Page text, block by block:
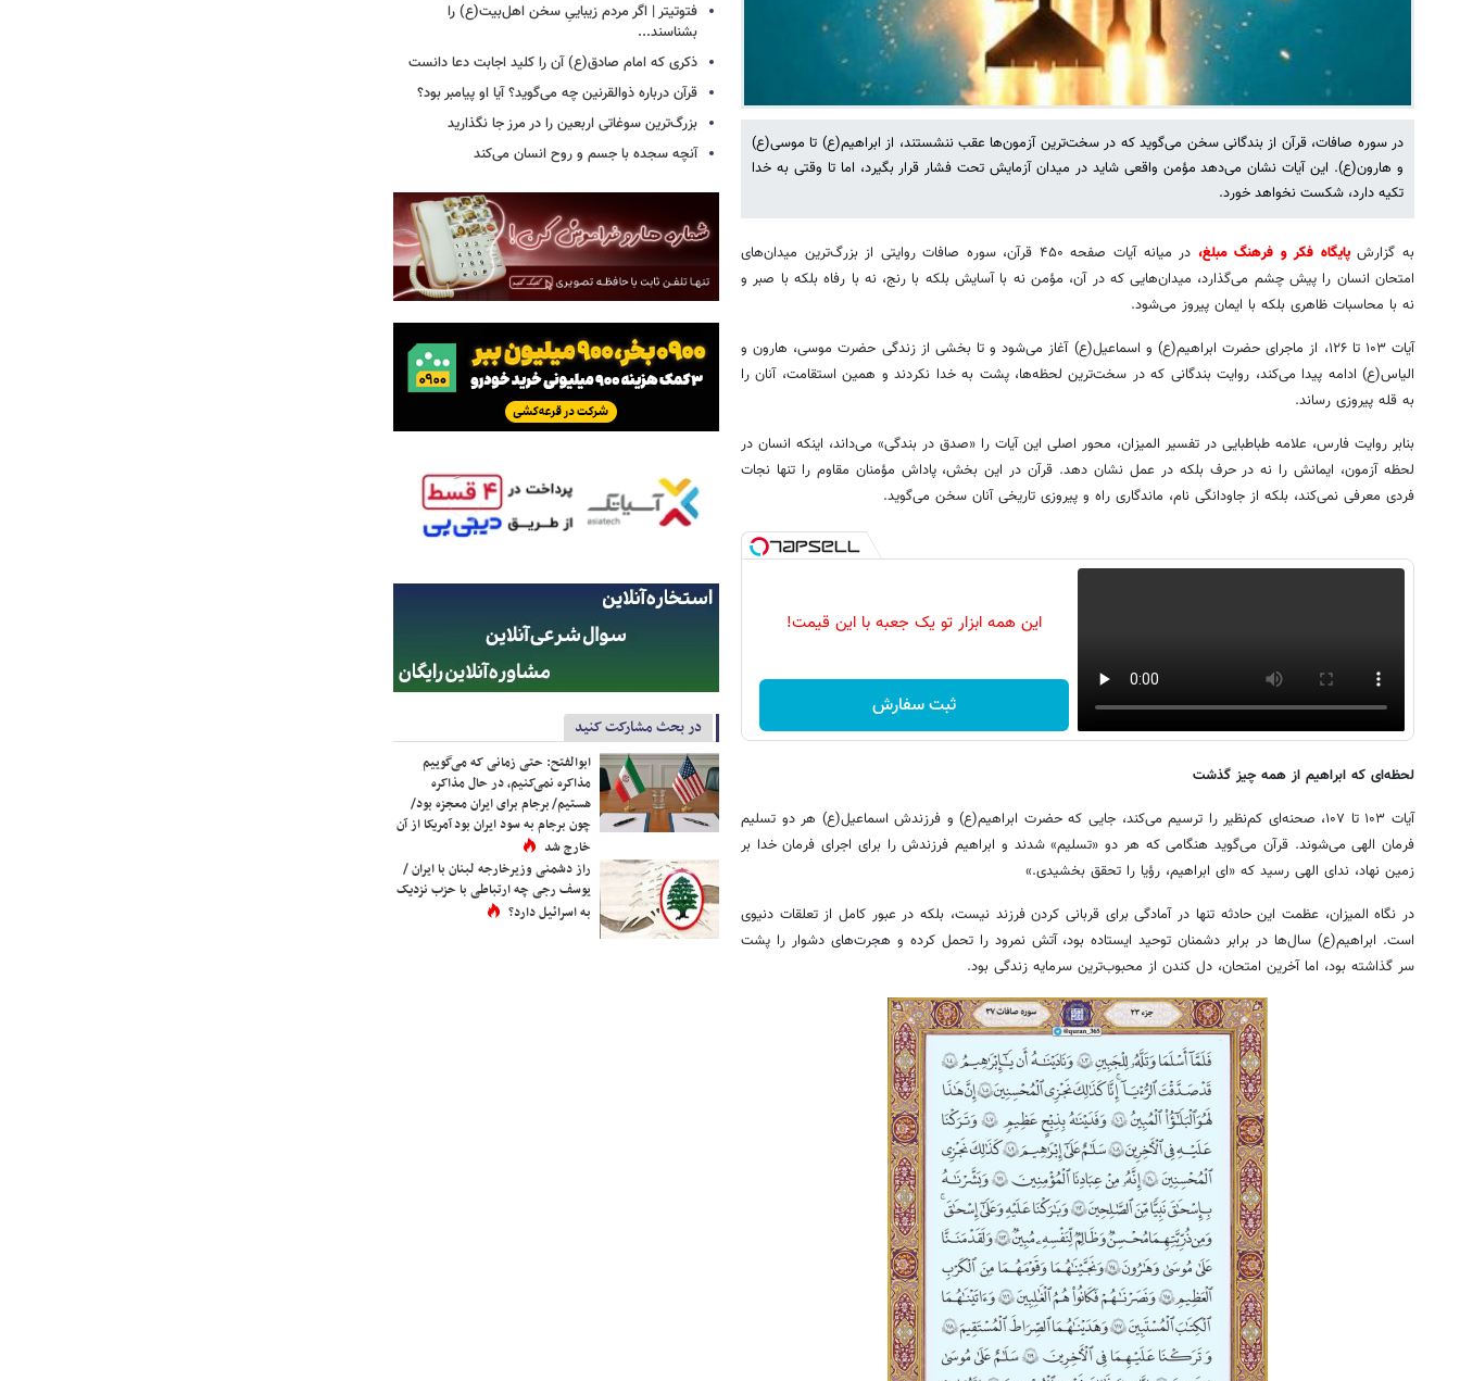
در سوره صافات، قرآن از بندگانی سخن می‌گوید که در سخت‌ترین آزمون‌ها عقب ننشستند، از ابراهیم(ع) تا موسی(ع)
و هارون(ع). این آیات نشان می‌دهد مؤمن واقعی شاید در میدان آزمایش تحت فشار قرار بگیرد، اما تا وقتی به خدا
تکیه دارد، شکست نخواهد خورد.
به گزارشپایگاه فکر و فرهنگ مبلغ،
در میانه آیات صفحه ۴۵۰ قرآن، سوره صافات روایتی از بزرگ‌ترین میدان‌های
امتحان انسان را پیش چشم می‌گذارد، میدان‌هایی که در آن، مؤمن نه با آسایش بلکه با رنج، نه با رفاه بلکه با صبر و
نه با محاسبات ظاهری بلکه با ایمان پیروز می‌شود.
آیات ۱۰۳ تا ۱۲۶، از ماجرای حضرت ابراهیم(ع) و اسماعیل(ع) آغاز می‌شود و تا بخشی از زندگی حضرت موسی، هارون و
الیاس(ع) ادامه پیدا می‌کند، روایت بندگانی که در سخت‌ترین لحظه‌ها، پشت به خدا نکردند و همین استقامت، آنان را
به قله پیروزی رساند.
بنابر روایت فارس، علامه طباطبایی در تفسیر المیزان، محور اصلی این آیات را «صدق در بندگی» می‌داند، اینکه انسان در
لحظه آزمون، ایمانش را نه در حرف بلکه در عمل نشان دهد. قرآن در این بخش، پاداش مؤمنان مقاوم را تنها نجات
فردی معرفی نمی‌کند، بلکه از جاودانگی نام، ماندگاری راه و پیروزی تاریخی آنان سخن می‌گوید.
این همه ابزار تو یک جعبه با این قیمت!
ثبت سفارش
لحظه‌ای که ابراهیم از همه چیز گذشت
آیات ۱۰۳ تا ۱۰۷، صحنه‌ای کم‌نظیر را ترسیم می‌کند، جایی که حضرت ابراهیم(ع) و فرزندش اسماعیل(ع) هر دو تسلیم
فرمان الهی می‌شوند. قرآن می‌گوید هنگامی که هر دو «تسلیم» شدند و ابراهیم فرزندش را برای اجرای فرمان خدا بر
زمین نهاد، ندای الهی رسید که «ای ابراهیم، رؤیا را تحقق بخشیدی.»
در نگاه المیزان، عظمت این حادثه تنها در آمادگی برای قربانی کردن فرزند نیست، بلکه در عبور کامل از تعلقات دنیوی
است. ابراهیم(ع) سال‌ها در برابر دشمنان توحید ایستاده بود، آتش نمرود را تحمل کرده و هجرت‌های دشوار را پشت
سر گذاشته بود، اما آخرین امتحان، دل کندن از محبوب‌ترین سرمایه زندگی بود.
فتوتیتر | اگر مردم زیباییِ سخن اهل‌بیت(ع) را
بشناسند...
ذکری که امام صادق(ع) آن را کلید اجابت دعا دانست
قرآن درباره ذوالقرنین چه می‌گوید؟ آیا او پیامبر بود؟
بزرگ‌ترین سوغاتی اربعین را در مرز جا نگذارید
آنچه سجده با جسم و روح انسان می‌کند
در بحث مشارکت کنید
ابوالفتح: حتی زمانی که می‌گوییم
مذاکره نمی‌کنیم، در حال مذاکره
هستیم/ برجام برای ایران معجزه بود/
چون برجام به سود ایران بود آمریکا از آن
خارج شد
راز دشمنی وزیرخارجه لبنان با ایران /
یوسف رجی چه ارتباطی با حزب نزدیک
به اسرائیل دارد؟